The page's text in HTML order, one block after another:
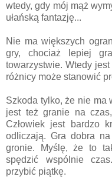
wtedy, gdy mój mąż
ułańską fantazję...
Nie ma większych
gry, chociaż lepiej
towarzystwie. Wtedy
różnicy może stanowić
Szkoda tylko, że nie ma
jest też granie na
Człowiek jest bardzo
odliczają. Gra dobra
gronie. Myślę, że to
spędzić wspólnie
przybić piątkę.